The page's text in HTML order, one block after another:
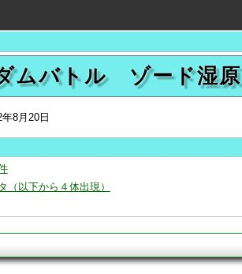
ムバトル ゾード湿原
8月20日
（以下から４体出現）